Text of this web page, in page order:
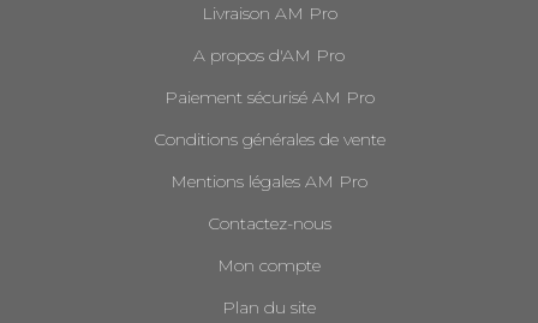
Livraison AM Pro
A propos d'AM Pro
Paiement sécurisé AM Pro
Conditions générales de vente
Mentions légales AM Pro
Contactez-nous
Mon compte
Plan du site